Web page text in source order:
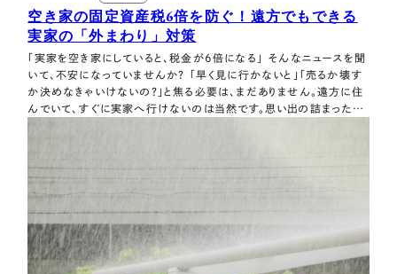
空き家の固定資産税6倍を防ぐ！遠方でもできる
実家の「外まわり」対策
「実家を空き家にしていると、税金が6倍になる」 そんなニュースを聞
いて、不安になっていませんか？ 「早く見に行かないと」「売るか壊す
か決めなきゃいけないの？」と焦る必要は、まだありません。遠方に住
んでいて、すぐに実家へ行けないのは当然です。思い出の詰まった家